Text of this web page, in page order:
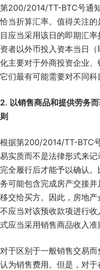
第200/2014/TT-BTC号通
恰当折算汇率。值得关注
目应当采用该日的即期汇
资者以外币投入资本当日
化主要对于外商投资企业
它们最有可能需要对不同科
2. 以销售商品和提供劳务
则
根据第200/2014/TT-BTC
易实质而不是法律形式来
完全履行后才能予以确认
务可能包含完成房产交接
移交给买方。因此，房地产
不应当对该预收款项进行
式应当采用销售商品收入准
对于区别于一般销售交易
认为销售费用。但是，对